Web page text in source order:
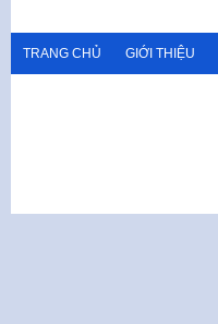
TRANG CHỦ GIỚI THIỆU